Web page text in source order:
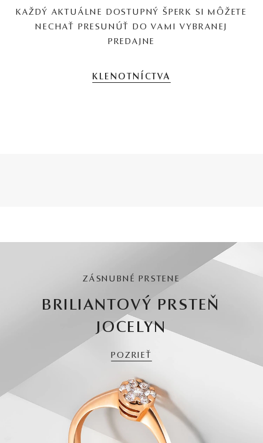
KAŽDÝ AKTUÁLNE DOSTUPNÝ ŠPERK SI MÔŽETE
NECHAŤ PRESUNÚŤ DO VAMI VYBRANEJ
PREDAJNE
KLENOTNÍCTVA
ZÁSNUBNÉ PRSTENE
BRILIANTOVÝ PRSTEŇ
JOCELYN
POZRIEŤ